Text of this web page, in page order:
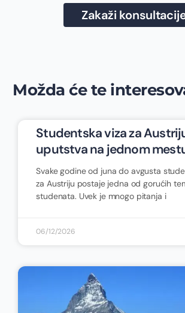
Zakaži
Možda će te
Studentska viza za
uputstva na jednom
Svake godine od juna do avgusta
za Austriju postaje jedna od gorućih
studenata. Uvek je mnogo pitanja i
06/12/2026